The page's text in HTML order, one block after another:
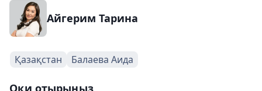
Айгерим Тарина
Қазақстан Балаева Аида
Оқи отырыңыз